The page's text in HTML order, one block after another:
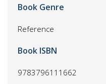
Book Genre
Reference
Book ISBN
9783796111662